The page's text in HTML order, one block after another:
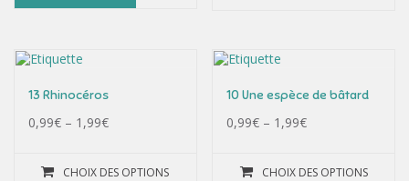
13 Rhinocéros
0,99€ – 1,99€
CHOIX DES OPTIONS
10 Une espèce de bâtard
0,99€ – 1,99€
CHOIX DES OPTIONS